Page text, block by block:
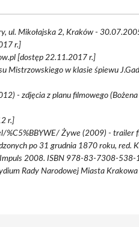
ul. Mikołajska 2, Kraków -
r.]
[dostęp 22.11.2017 r.]
Mistrzowskiego w klasie śpiewu
- zdjęcia z planu filmowego (Bożena
r.]
%C5%BBYWE/ Żywe (2009) - trailer
po 31 grudnia 1870 roku, red.
Impuls 2008. ISBN 978-83-7308-538-1
Rady Narodowej Miasta